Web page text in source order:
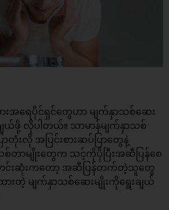
ရေပိုင်ရှင်တွေဟာ မျက်နှာသစ်ဆေး
ယ်ဖို့ လိုပါတယ်။ သာမာန်မျက်နှာသစ်
တုံးလို အပြင်းစားဆပ်ပြာတွေနဲ့
ာမျိုးတွေက သင့်ကိုပိုပြီးအဆီပြန်စေ
ာင်းဆုံးကတော့ အဆီပြန်တက်တဲ့သူတွေ
မျက်နှာသစ်ဆေးမျိုးကိုရွေးချယ်